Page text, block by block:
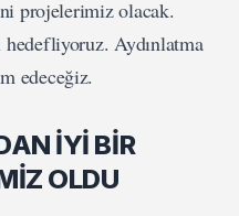
projelerimiz olacak.
Aydınlatma
edeceğiz.
İYİ BİR
OLDU